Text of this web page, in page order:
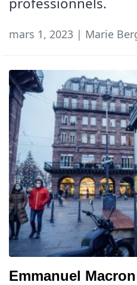
mars 1, 2023 | Marie
Emmanuel